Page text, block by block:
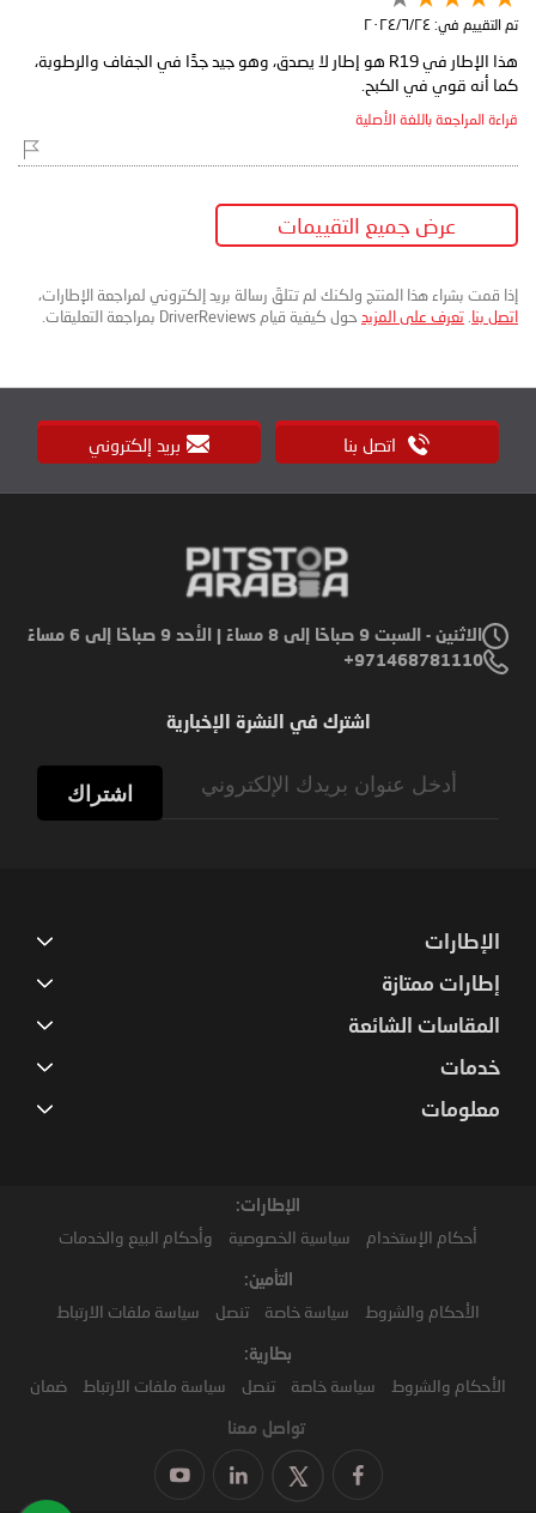
تم التقييم في: ٢٤‏/٦‏/٢٠٢٤
هذا الإطار في R19 هو إطار لا يصدق، وهو جيد جدًا في الجفاف والرطوبة،
كما أنه قوي في الكبح.
قراءة المراجعة باللغة الأصلية
عرض جميع التقييمات
إذا قمت بشراء هذا المنتج ولكنك لم تتلقَ رسالة بريد إلكتروني لمراجعة الإطارات،
اتصل بنا تعرف على المزيد حول كيفية قيام DriverReviews بمراجعة التعليقات.
اتصل بنا بريد إلكتروني
الاثنين - السبت 9 صباحًا إلى 8 مساءً | الأحد 9 صباحًا إلى 6 مساءً
971468781110+
اشترك في النشرة الإخبارية
اشتراك
الإطارات
إطارات ممتازة
المقاسات الشائعة
خدمات
معلومات
الإطارات:
أحكام الإستخدام سياسية الخصوصية وأحكام البيع والخدمات
التأمين:
الأحكام والشروط سياسة خاصة تنصل سياسة ملفات الارتباط
بطارية:
الأحكام والشروط سياسة خاصة تنصل سياسة ملفات الارتباط ضمان
تواصل معنا